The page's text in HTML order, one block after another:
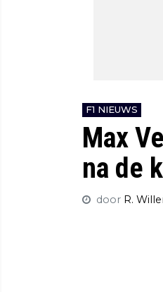
F1 NIEUWS
Max
na de
door R.